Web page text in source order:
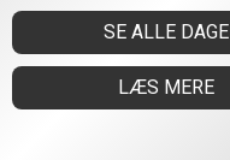
SE ALLE DAGE
LÆS MERE